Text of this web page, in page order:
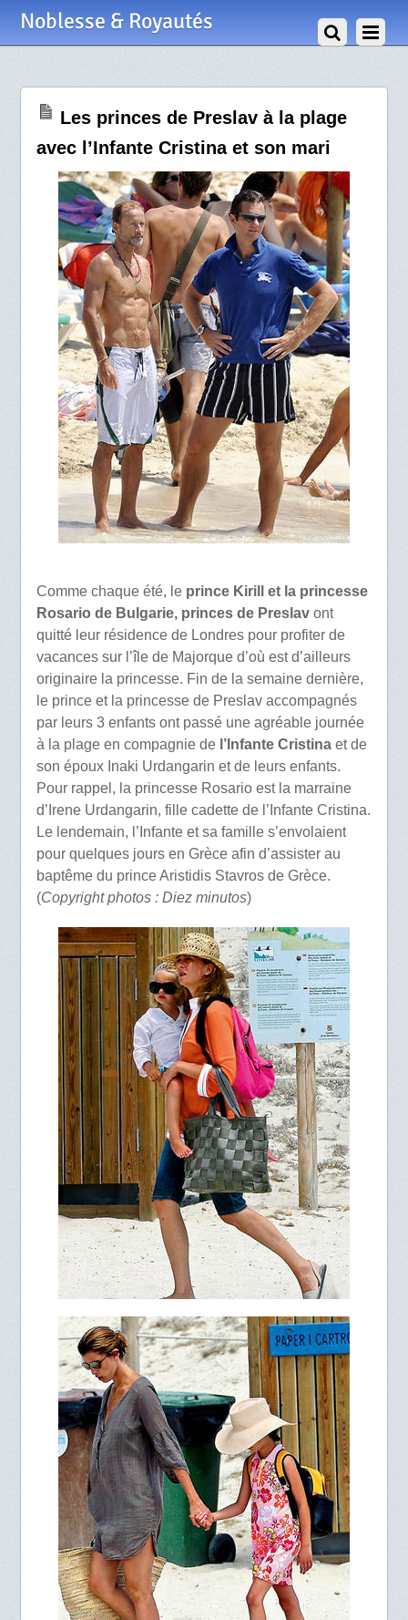
Noblesse & Royautés
Les princes de Preslav à la plage
avec l’Infante Cristina et son mari
Comme chaque été, le prince Kirill et la princesse
Rosario de Bulgarie, princes de Preslavont
quitté leur résidence de Londres pour profiter de
vacances sur l’île de Majorque d’où est d’ailleurs
originaire la princesse. Fin de la semaine dernière,
le prince et la princesse de Preslav accompagnés
par leurs 3 enfants ont passé une agréable journée
à la plage en compagnie de l’Infante Cristinaet de
son époux Inaki Urdangarin et de leurs enfants.
Pour rappel, la princesse Rosario est la marraine
d’Irene Urdangarin, fille cadette de l’Infante Cristina.
Le lendemain, l’Infante et sa famille s’envolaient
pour quelques jours en Grèce afin d’assister au
baptême du prince Aristidis Stavros de Grèce.
(Copyright photos : Diez minutos)